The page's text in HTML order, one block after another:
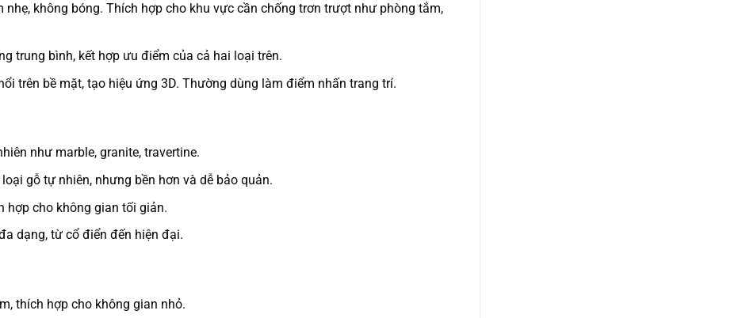
nhẹ, không bóng. Thích hợp cho khu vực cần chống trơn trượt như phòng tắm,
trung bình, kết hợp ưu điểm của cả hai loại trên.
trên bề mặt, tạo hiệu ứng 3D. Thường dùng làm điểm nhấn trang trí.
như marble, granite, travertine.
gỗ tự nhiên, nhưng bền hơn và dễ bảo quản.
cho không gian tối giản.
dạng, từ cổ điển đến hiện đại.
thích hợp cho không gian nhỏ.